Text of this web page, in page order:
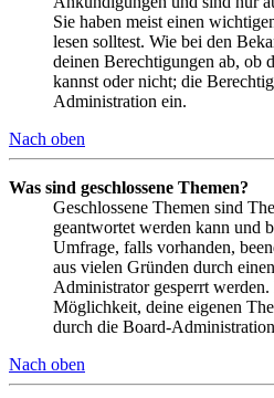
Sie haben meist einen
lesen solltest. Wie bei den
deinen Berechtigungen ab, ob
kannst oder nicht; die
Administration ein.
Nach oben
Was sind geschlossene Themen?
Geschlossene Themen sind
geantwortet werden kann und
Umfrage, falls vorhanden,
aus vielen Gründen durch
Administrator gesperrt
Möglichkeit, deine eigenen
durch die Board-
Nach oben